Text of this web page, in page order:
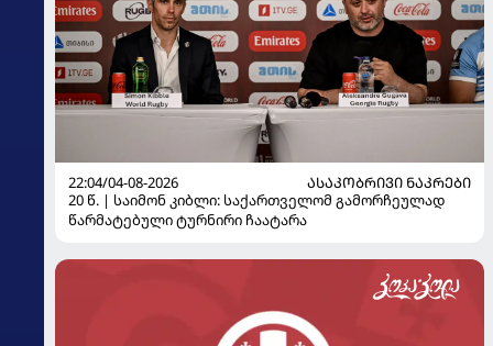
22:04/04-08-2026
ᲐᲡᲐᲙᲝᲑᲠᲘᲕᲘ ᲜᲐᲙᲠᲔᲑᲘ
20 წ. | საიმონ კიბლი: საქართველომ გამორჩეულად
წარმატებული ტურნირი ჩაატარა